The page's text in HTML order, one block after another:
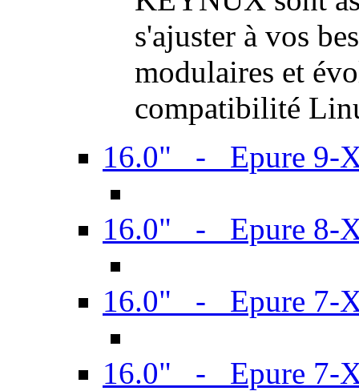
s'ajuster à vos
modulaires et
compatibilité
16.0" - Epure 9-
16.0" - Epure 8-
16.0" - Epure 7-
16.0" - Epure 7-